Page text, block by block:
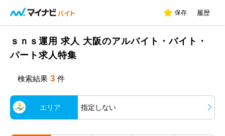
保存 履歴
ｓｎｓ運用 求人 大阪のアルバイト・バイト・
パート求人特集
検索結果 3 件
エリア 指定しない